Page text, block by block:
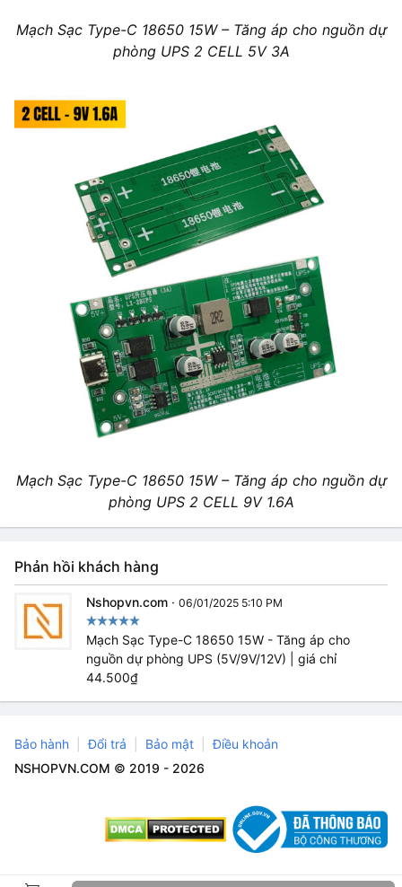
Mạch Sạc Type-C 18650 15W – Tăng áp cho nguồn dự
phòng UPS 2 CELL 5V 3A
Mạch Sạc Type-C 18650 15W – Tăng áp cho nguồn dự
phòng UPS 2 CELL 9V 1.6A
Phản hồi khách hàng
Nshopvn.com · 06/01/2025 5:10 PM
Mạch Sạc Type-C 18650 15W - Tăng áp cho
nguồn dự phòng UPS (5V/9V/12V) | giá chỉ
44.500₫
Bảo hành Đổi trả Bảo mật
Điều khoản
NSHOPVN.COM © 2019 - 2026